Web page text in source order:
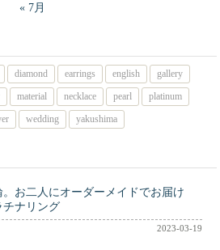
« 7月
diamond earrings english
gallery
material necklace pearl
platinum
wedding yakushima
お二人にオーダーメイドでお届け
チナリング
2023-03-19